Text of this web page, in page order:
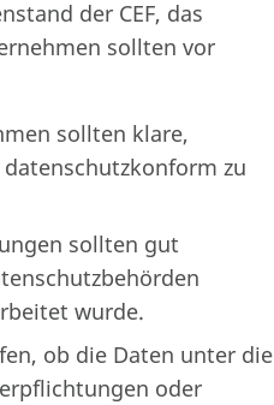
der CEF, das
sollten vor
sollten klare,
zu
sollten gut
wurde.
ob die Daten unter die
oder